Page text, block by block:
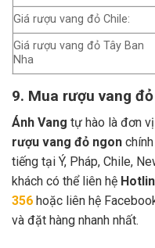
Giá rượu vang đỏ Chile:
Giá rượu vang đỏ Tây Ban
Nha
9. Mua rượu vang
Ánh Vang tự hào là đơn
rượu vang đỏ ngon
tiếng tại Ý, Pháp, Chile,
khách có thể liên hệ
356 hoặc liên hệ
và đặt hàng nhanh nhất.